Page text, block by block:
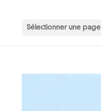
Sélectionner une page